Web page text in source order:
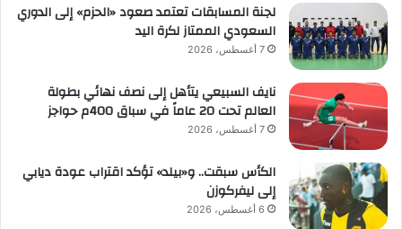
لجنة المسابقات تعتمد صعود «الحزم» إلى الدوري
السعودي الممتاز لكرة اليد
7 أغسطس، 2026
نايف السبيعي يتأهل إلى نصف نهائي بطولة
العالم تحت 20 عاماً في سباق 400م حواجز
7 أغسطس، 2026
الكأس سبقت.. و«بيلد» تؤكد اقتراب عودة ديابي
إلى ليفركوزن
6 أغسطس، 2026